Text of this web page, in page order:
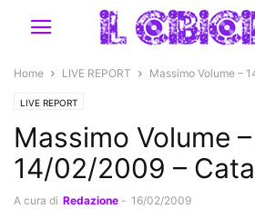
Home LIVE REPORT Massimo Volume –
LIVE REPORT
Massimo Volume –
14/02/2009 –
A cura di Redazione - 16/02/2009